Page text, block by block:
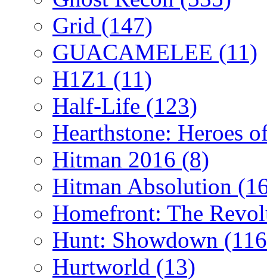
Grid (147)
GUACAMELEE (11)
H1Z1 (11)
Half-Life (123)
Hearthstone: Heroes
Hitman 2016 (8)
Hitman Absolution
Homefront: The
Hunt: Showdown
Hurtworld (13)